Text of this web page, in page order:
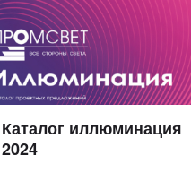
Каталог иллюминация
2024